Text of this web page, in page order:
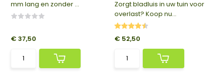
mm lang en zonder ...
€ 37,50
Zorgt bladluis in uw tuin voor
overlast? Koop nu...
€ 52,50